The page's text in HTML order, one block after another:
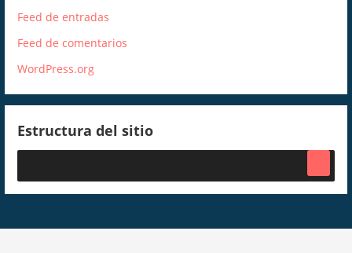
Feed de entradas
Feed de comentarios
WordPress.org
Estructura del sitio